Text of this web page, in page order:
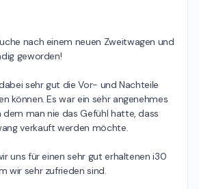
nach einem neuen Zweitwagen und
geworden!
sehr gut die Vor- und Nachteile
können. Es war ein sehr angenehmes
dem man nie das Gefühl hatte, dass
verkauft werden möchte.
uns für einen sehr gut erhaltenen i30
wir sehr zufrieden sind.